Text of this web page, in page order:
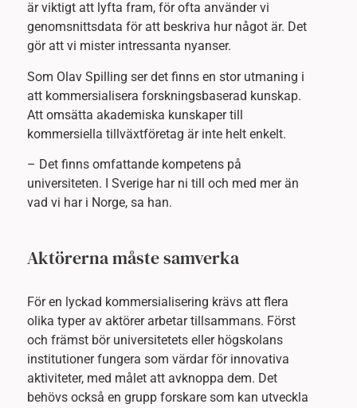
är viktigt att lyfta fram, för ofta använder vi
genomsnittsdata för att beskriva hur något är. Det
gör att vi mister intressanta nyanser.
Som Olav Spilling ser det finns en stor utmaning i
att kommersialisera forskningsbaserad kunskap.
Att omsätta akademiska kunskaper till
kommersiella tillväxtföretag är inte helt enkelt.
– Det finns omfattande kompetens på
universiteten. I Sverige har ni till och med mer än
vad vi har i Norge, sa han.
Aktörerna måste samverka
För en lyckad kommersialisering krävs att flera
olika typer av aktörer arbetar tillsammans. Först
och främst bör universitetets eller högskolans
institutioner fungera som värdar för innovativa
aktiviteter, med målet att avknoppa dem. Det
behövs också en grupp forskare som kan utveckla